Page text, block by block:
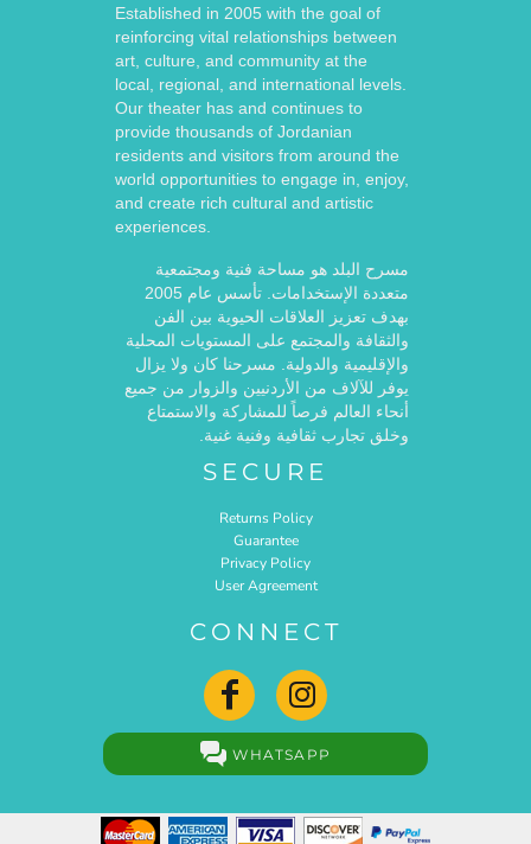
Established in 2005 with the goal of
reinforcing vital relationships between
art, culture, and community at the
local, regional, and international levels.
Our theater has and continues to
provide thousands of Jordanian
residents and visitors from around the
world opportunities to engage in, enjoy,
and create rich cultural and artistic
experiences.
مسرح البلد هو مساحة فنية ومجتمعية
متعددة الإستخدامات. تأسس عام 2005
بهدف تعزيز العلاقات الحيوية بين الفن
والثقافة والمجتمع على المستويات المحلية
والإقليمية والدولية. مسرحنا كان ولا يزال
يوفر للآلاف من الأردنيين والزوار من جميع
أنحاء العالم فرصاً للمشاركة والاستمتاع
وخلق تجارب ثقافية وفنية غنية.
SECURE
Returns Policy
Guarantee
Privacy Policy
User Agreement
CONNECT
WHATSAPP